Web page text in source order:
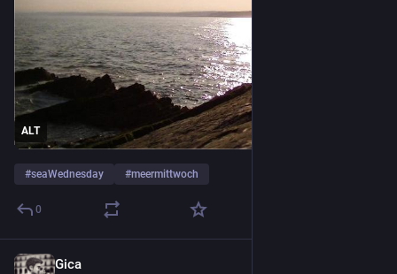
ALT
#seaWednesday #meermittwoch
0
Gica